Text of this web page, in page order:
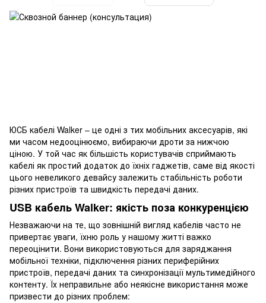
ЮСБ кабелі Walker – це одні з тих мобільних аксесуарів, які
ми часом недооцінюємо, вибираючи дроти за нижчою
ціною. У той час як більшість користувачів сприймають
кабелі як простий додаток до їхніх гаджетів, саме від якості
цього невеликого девайсу залежить стабільність роботи
різних пристроїв та швидкість передачі даних.
USB кабель Walker: якість поза конкуренцією
Незважаючи на те, що зовнішній вигляд кабелів часто не
привертає уваги, їхню роль у нашому житті важко
переоцінити. Вони використовуються для заряджання
мобільної техніки, підключення різних периферійних
пристроїв, передачі даних та синхронізації мультимедійного
контенту. Їх неправильне або неякісне використання може
призвести до різних проблем: